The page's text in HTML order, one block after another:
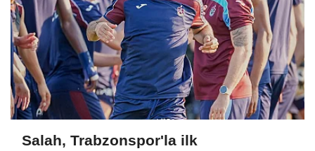
Salah, Trabzonspor'la ilk